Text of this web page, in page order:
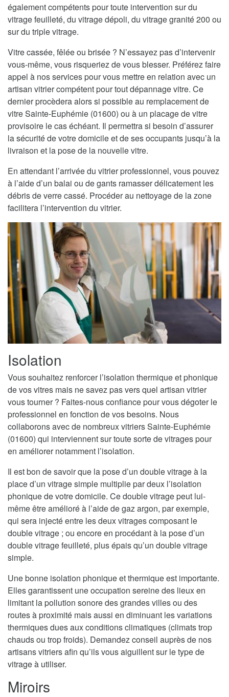
également compétents pour toute intervention sur du
vitrage feuilleté, du vitrage dépoli, du vitrage granité 200 ou
sur du triple vitrage.
Vitre cassée, fêlée ou brisée ? N’essayez pas d’intervenir
vous-même, vous risqueriez de vous blesser. Préférez faire
appel à nos services pour vous mettre en relation avec un
artisan vitrier compétent pour tout dépannage vitre. Ce
dernier procèdera alors si possible au remplacement de
vitre Sainte-Euphémie (01600) ou à un placage de vitre
provisoire le cas échéant. Il permettra si besoin d’assurer
la sécurité de votre domicile et de ses occupants jusqu’à la
livraison et la pose de la nouvelle vitre.
En attendant l’arrivée du vitrier professionnel, vous pouvez
à l’aide d’un balai ou de gants ramasser délicatement les
débris de verre cassé. Procéder au nettoyage de la zone
facilitera l’intervention du vitrier.
Isolation
Vous souhaitez renforcer l’isolation thermique et phonique
de vos vitres mais ne savez pas vers quel artisan vitrier
vous tourner ? Faites-nous confiance pour vous dégoter le
professionnel en fonction de vos besoins. Nous
collaborons avec de nombreux vitriers Sainte-Euphémie
(01600) qui interviennent sur toute sorte de vitrages pour
en améliorer notamment l’isolation.
Il est bon de savoir que la pose d’un double vitrage à la
place d’un vitrage simple multiplie par deux l’isolation
phonique de votre domicile. Ce double vitrage peut lui-
même être amélioré à l’aide de gaz argon, par exemple,
qui sera injecté entre les deux vitrages composant le
double vitrage ; ou encore en procédant à la pose d’un
double vitrage feuilleté, plus épais qu’un double vitrage
simple.
Une bonne isolation phonique et thermique est importante.
Elles garantissent une occupation sereine des lieux en
limitant la pollution sonore des grandes villes ou des
routes à proximité mais aussi en diminuant les variations
thermiques dues aux conditions climatiques (climats trop
chauds ou trop froids). Demandez conseil auprès de nos
artisans vitriers afin qu’ils vous aiguillent sur le type de
vitrage à utiliser.
Miroirs